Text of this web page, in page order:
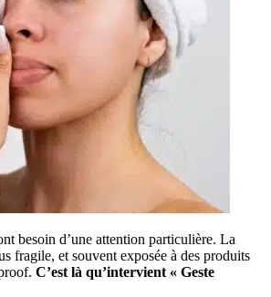
besoin d’une attention particulière. La
fragile, et souvent exposée à des produits
C’est là qu’intervient « Geste